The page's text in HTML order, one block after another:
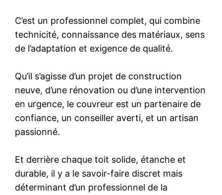
C’est un professionnel complet, qui combine
technicité, connaissance des matériaux, sens
de l’adaptation et exigence de qualité.
Qu’il s’agisse d’un projet de construction
neuve, d’une rénovation ou d’une intervention
en urgence, le couvreur est un partenaire de
confiance, un conseiller averti, et un artisan
passionné.
Et derrière chaque toit solide, étanche et
durable, il y a le savoir-faire discret mais
déterminant d’un professionnel de la